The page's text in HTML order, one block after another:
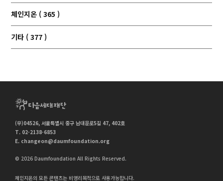
체인지온 ( 365 )
기타 ( 377 )
(우)04526, 서울특별시 중구 남대문로5길 47, 402호
T. 02-2138-6853
E. changeon@daumfoundation.org
© 2026 Daumfoundation All Rights Reserved.
체인지온의 모든 콘텐츠는 비영리목적으로 사용가능합니다.